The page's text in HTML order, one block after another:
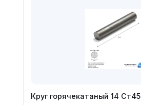
Круг горячекатаный 14 Ст45